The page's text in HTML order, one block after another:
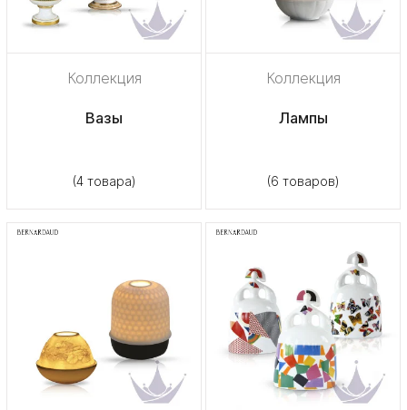
Коллекция
Вазы
(4 товара)
Коллекция
Лампы
(6 товаров)